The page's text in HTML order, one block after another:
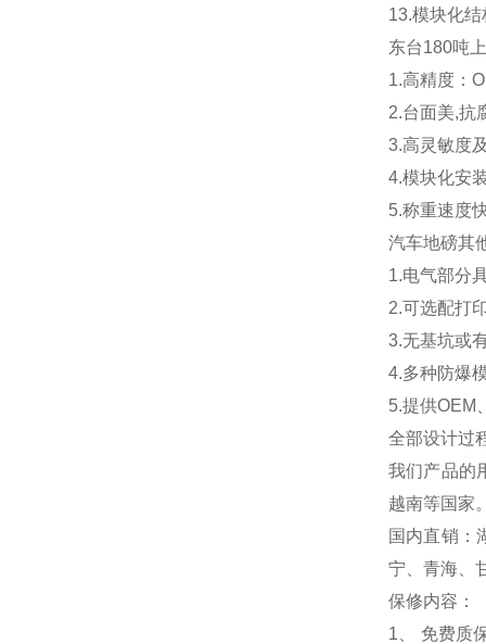
13.模块化
东台180吨
1.高精度：
2.台面美,抗
3.高灵敏度
4.模块化安
5.称重速度
汽车地磅其
1.电气部分
2.可选配打
3.无基坑或
4.多种防爆
5.提供OEM
全部设计过
我们产品的
越南等国家
国内直销：
宁、青海、
保修内容：
1 、 免费